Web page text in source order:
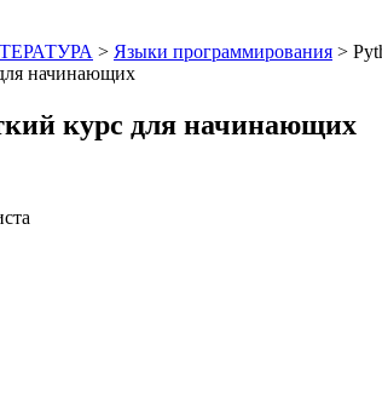
> Языки программирования >
курс для начинающих